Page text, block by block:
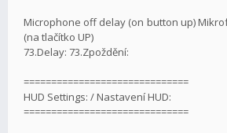
Microphone off delay (on button up)
(na tlačítko UP)
73.Delay: 73.Zpoždění:
==============================
HUD Settings: / Nastavení HUD:
==============================